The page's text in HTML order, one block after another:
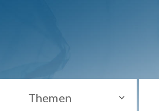
Themen